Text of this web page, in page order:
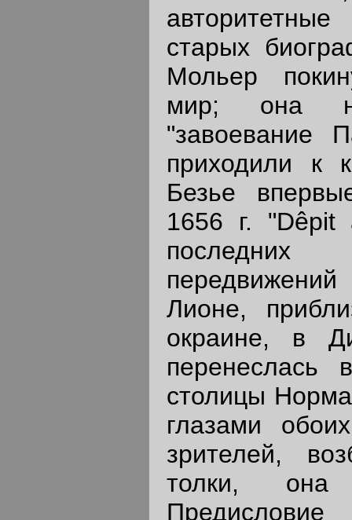
старых
Мольер
мир; она
"завоевание
приходили к
Безье
1656 г. "Dêpit
последних
Лионе,
окраине, в
перенеслась
столицы
глазами
зрителей,
толки, она